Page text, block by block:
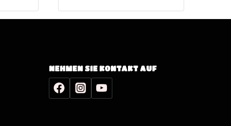
NEHMEN SIE KONTAKT AUF